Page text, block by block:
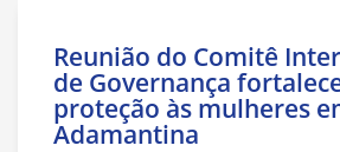
Reunião do Comitê
de Governança
proteção às mulheres
Adamantina